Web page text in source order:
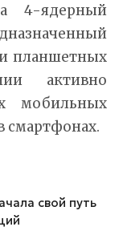
4-ядерный
и планшетных
активно
мобильных
смартфонах.
свой путь